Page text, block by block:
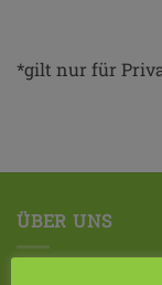
*gilt nur für
ÜBER UNS